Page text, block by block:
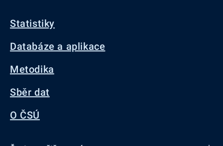
Statistiky
Databáze a aplikace
Metodika
Sběr dat
O ČSÚ